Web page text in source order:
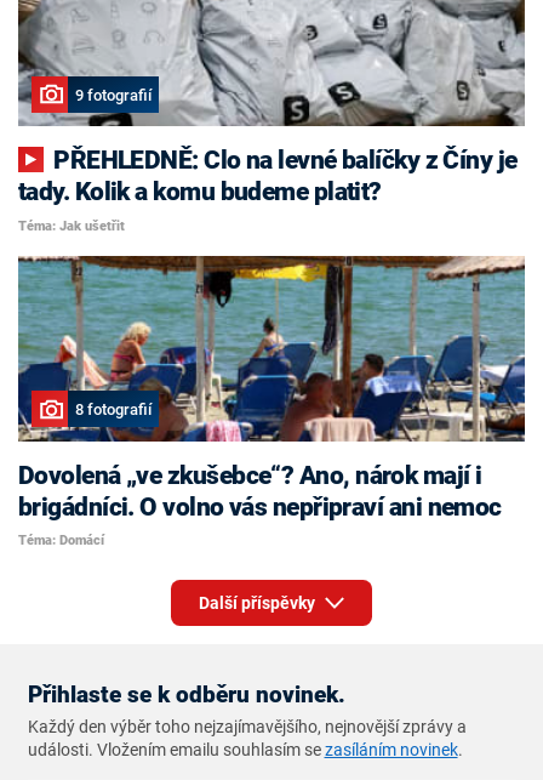
9 fotografií
tady. Kolik a komu budeme platit?
Téma: Jak ušetřit
8 fotografií
Dovolená „ve zkušebce“? Ano, nárok mají i
brigádníci. O volno vás nepřipraví ani nemoc
Téma: Domácí
Další příspěvky
Přihlaste se k odběru novinek.
Každý den výběr toho nejzajímavějšího, nejnovější zprávy a
události. Vložením emailu souhlasím sezasíláním novinek.